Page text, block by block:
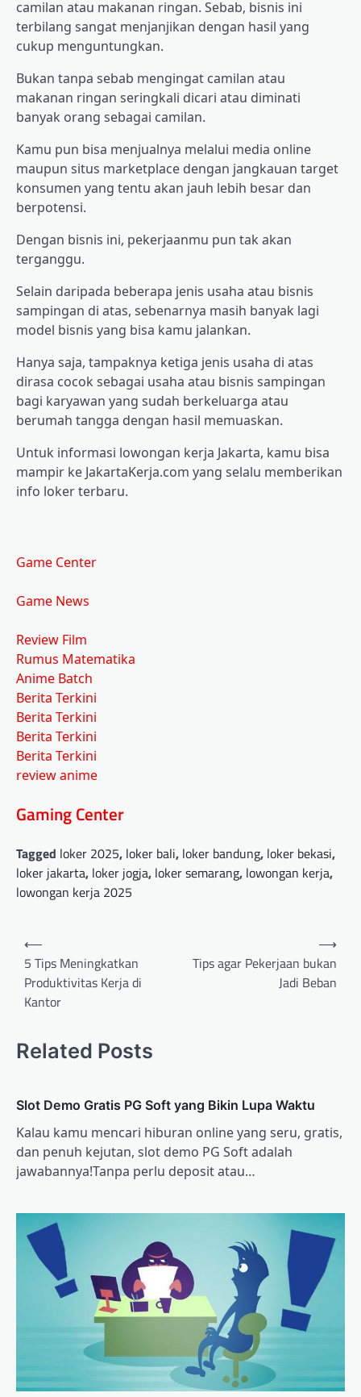
camilan atau makanan ringan. Sebab, bisnis ini
terbilang sangat menjanjikan dengan hasil yang
cukup menguntungkan.
Bukan tanpa sebab mengingat camilan atau
makanan ringan seringkali dicari atau diminati
banyak orang sebagai camilan.
Kamu pun bisa menjualnya melalui media online
maupun situs marketplace dengan jangkauan target
konsumen yang tentu akan jauh lebih besar dan
berpotensi.
Dengan bisnis ini, pekerjaanmu pun tak akan
terganggu.
Selain daripada beberapa jenis usaha atau bisnis
sampingan di atas, sebenarnya masih banyak lagi
model bisnis yang bisa kamu jalankan.
Hanya saja, tampaknya ketiga jenis usaha di atas
dirasa cocok sebagai usaha atau bisnis sampingan
bagi karyawan yang sudah berkeluarga atau
berumah tangga dengan hasil memuaskan.
Untuk informasi lowongan kerja Jakarta, kamu bisa
mampir ke JakartaKerja.com yang selalu memberikan
info loker terbaru.
Game Center
Game News
Review Film
Rumus Matematika
Anime Batch
Berita Terkini
Berita Terkini
Berita Terkini
Berita Terkini
review anime
Gaming Center
Tagged loker 2025, loker bali, loker bandung, loker bekasi,
loker jakarta, loker jogja, loker semarang, lowongan kerja,
lowongan kerja 2025
Post
navigation
⟵
5 Tips Meningkatkan
Produktivitas Kerja di
Kantor
Tips agar Pekerjaan bukan
Jadi Beban
⟶
Related Posts
Slot Demo Gratis PG Soft yang Bikin Lupa Waktu
Kalau kamu mencari hiburan online yang seru, gratis,
dan penuh kejutan, slot demo PG Soft adalah
jawabannya!Tanpa perlu deposit atau…